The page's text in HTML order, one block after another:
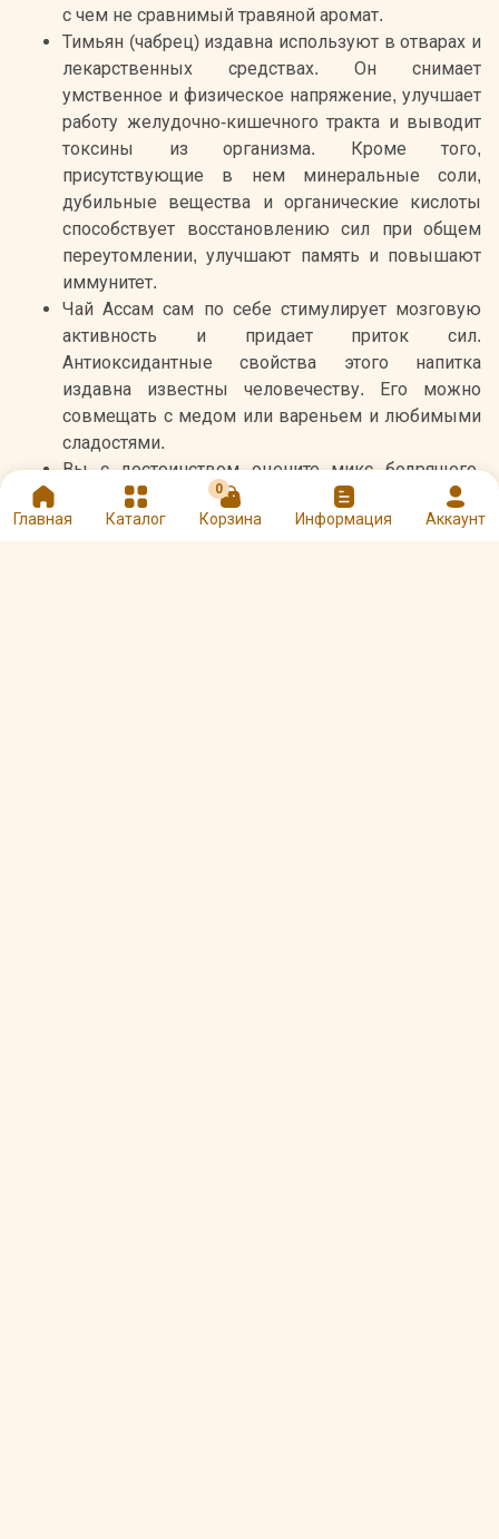
Главная Каталог
0
Корзина Информация Аккаунт
с чем не сравнимый травяной аромат.
Тимьян (чабрец) издавна используют в отварах и
лекарственных средствах. Он снимает
умственное и физическое напряжение, улучшает
работу желудочно-кишечного тракта и выводит
токсины из организма. Кроме того,
присутствующие в нем минеральные соли,
дубильные вещества и органические кислоты
способствует восстановлению сил при общем
переутомлении, улучшают память и повышают
иммунитет.
Чай Ассам сам по себе стимулирует мозговую
активность и придает приток сил.
Антиоксидантные свойства этого напитка
издавна известны человечеству. Его можно
совмещать с медом или вареньем и любимыми
сладостями.
Вы с достоинством оцените микс бодрящего,
согревающего чая и богатого витаминами
чабреца.